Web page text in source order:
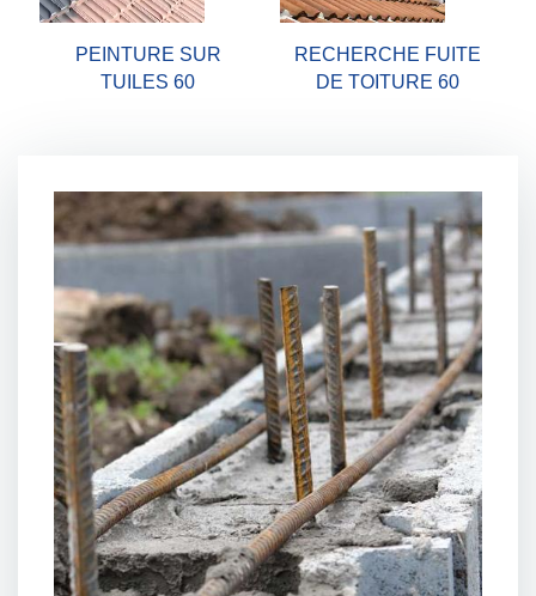
PEINTURE SUR
TUILES 60
RECHERCHE FUITE
DE TOITURE 60